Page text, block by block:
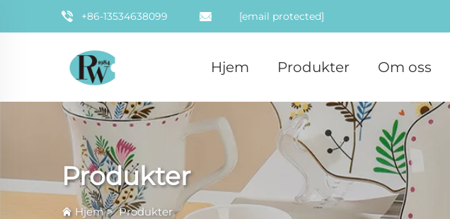
+86-13534638099 [email protected]
Hjem Produkter Om oss
Produkter
Hjem>Produkter